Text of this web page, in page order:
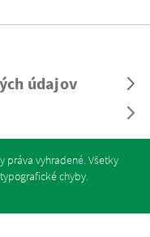
údajov
práva vyhradené. Všetky
chyby.